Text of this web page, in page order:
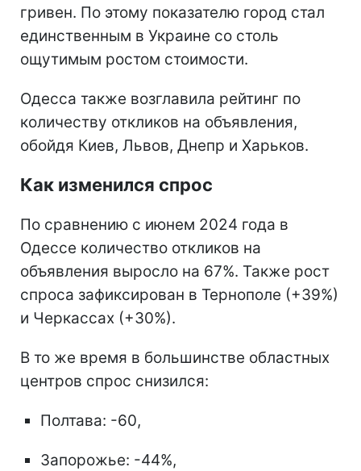
гривен. По этому показателю город стал
единственным в Украине со столь
ощутимым ростом стоимости.
Одесса также возглавила рейтинг по
количеству откликов на объявления,
обойдя Киев, Львов, Днепр и Харьков.
Как изменился спрос
По сравнению с июнем 2024 года в
Одессе количество откликов на
объявления выросло на 67%. Также рост
спроса зафиксирован в Тернополе (+39%)
и Черкассах (+30%).
В то же время в большинстве областных
центров спрос снизился:
Полтава: -60,
Запорожье: -44%,